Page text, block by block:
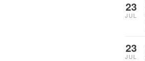
23
JUL
23
JUL